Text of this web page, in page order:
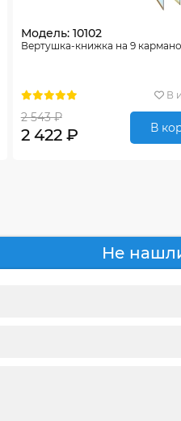
Модель: 10102
Вертушка-книжка на 9
В
2 543 ₽
2 422 ₽ В
Не